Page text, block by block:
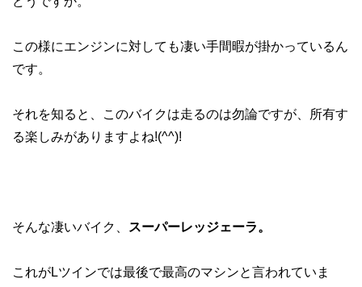
この様にエンジンに対しても凄い手間暇が掛かっているん
です。
それを知ると、このバイクは走るのは勿論ですが、所有す
る楽しみがありますよね!(^^)!
そんな凄いバイク、 スーパーレッジェーラ。
これがLツインでは最後で最高のマシンと言われていま